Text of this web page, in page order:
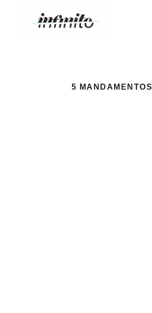
5 MANDAMENTOS